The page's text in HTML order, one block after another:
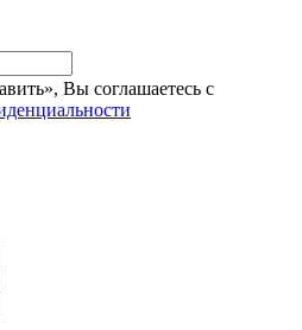
Вы соглашаетесь c